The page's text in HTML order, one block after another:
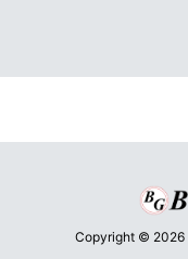
Copyright © 2026